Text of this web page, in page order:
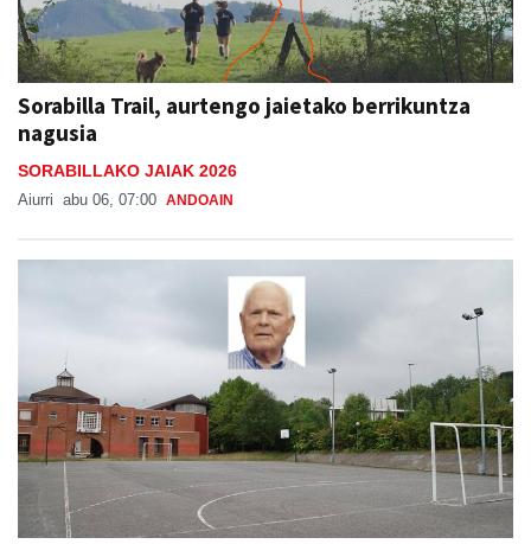
Sorabilla Trail, aurtengo jaietako berrikuntza
nagusia
SORABILLAKO JAIAK 2026
Aiurri abu 06, 07:00 ANDOAIN